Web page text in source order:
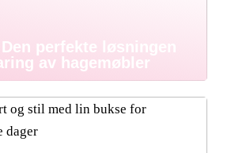
perfekte løsningen
av hagemøbler